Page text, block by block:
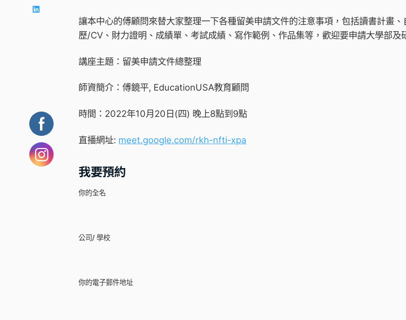
讓本中心的傅顧問來替大家整理一下各種留美申請文件的注意事項，包括讀書計畫
歷/CV、財力證明、成績單、考試成績、寫作範例、作品集等，歡迎要申請大學部及
講座主題：留美申請文件總整理
師資簡介：傅鏡平, EducationUSA教育顧問
時間：2022年10月20日(四) 晚上8點到9點
直播網址: meet.google.com/rkh-nfti-xpa
我要預約
你的全名
公司/ 學校
你的電子郵件地址